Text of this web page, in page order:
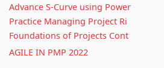
Advance S-Curve using Power
Practice Managing Project Ri
Foundations of Projects Cont
AGILE IN PMP 2022